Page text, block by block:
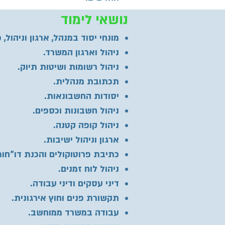
נושאי לימוד
מונחי יסוד במנהל, ארגון
ניהול וארגון המשרד.
ניהול רשומות ושיטות תיוק.
תכתובת מנהלית.
יסודות החשבונאות.
ניהול חשבונות וכספים.
ניהול קופה קטנה.
ארגון וניהול ישיבות.
כתיבת פרוטוקולים והכנת
ניהול לוח זמנים.
דיני עסקים ודיני עבודה.
תקשורת פנים וחוץ אירגונית.
עבודה במשרד ממוחשב.